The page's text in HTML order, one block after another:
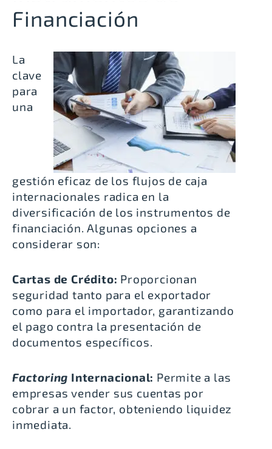
Financiación
La
clave
para
una
gestión eficaz de los flujos de caja
internacionales radica en la
diversificación de los instrumentos de
financiación. Algunas opciones a
considerar son:
Cartas de Crédito: Proporcionan
seguridad tanto para el exportador
como para el importador, garantizando
el pago contra la presentación de
documentos específicos.
Factoring Internacional: Permite a las
empresas vender sus cuentas por
cobrar a un factor, obteniendo liquidez
inmediata.